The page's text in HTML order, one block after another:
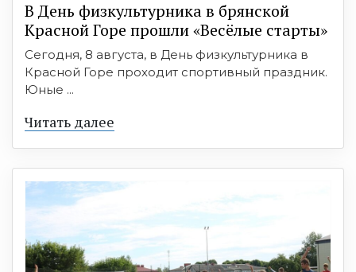
В День физкультурника в брянской
Красной Горе прошли «Весёлые старты»
Сегодня, 8 августа, в День физкультурника в
Красной Горе проходит спортивный праздник.
Юные ...
Читать далее